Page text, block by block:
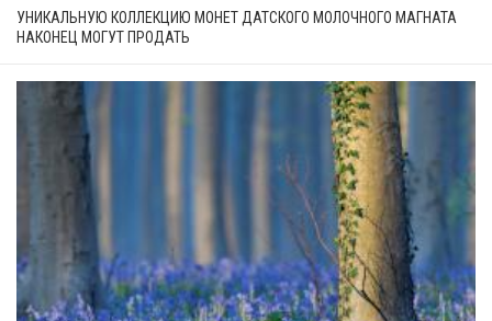
УНИКАЛЬНУЮ КОЛЛЕКЦИЮ МОНЕТ ДАТСКОГО МОЛОЧНОГО МАГНАТА
НАКОНЕЦ МОГУТ ПРОДАТЬ